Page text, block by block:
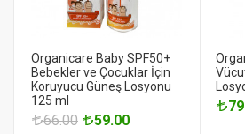
Organicare Baby SPF50+
Bebekler ve Çocuklar İçin
Koruyucu Güneş Losyonu
125 ml
66.00 59.00